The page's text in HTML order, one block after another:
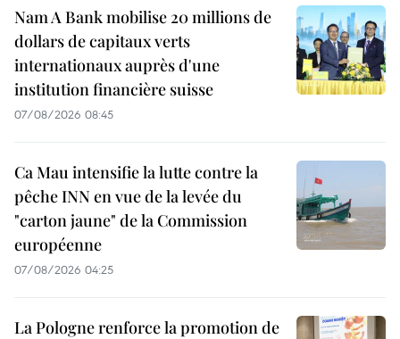
Nam A Bank mobilise 20 millions de
dollars de capitaux verts
internationaux auprès d'une
institution financière suisse
07/08/2026 08:45
Ca Mau intensifie la lutte contre la
pêche INN en vue de la levée du
"carton jaune" de la Commission
européenne
07/08/2026 04:25
La Pologne renforce la promotion de